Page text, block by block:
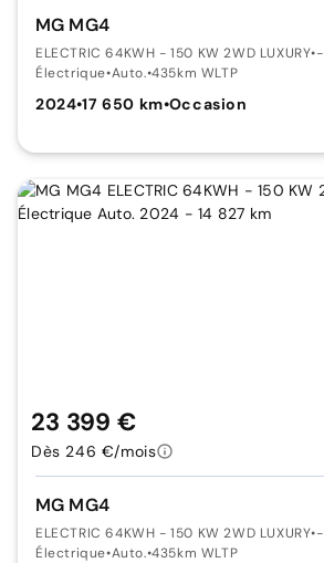
MG MG4
ELECTRIC 64KWH - 150 KW 2WD LUXURY•-
Électrique•Auto.•435km WLTP
2024•17 650 km•Occasion
MG MG4
ELECTRIC 64KWH - 150 KW 2WD LUXURY•-
Électrique•Auto.•435km WLTP
23 399 €
Dès 246 €/mois